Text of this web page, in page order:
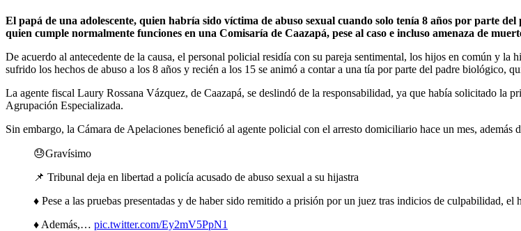
El papá de una adolescente, quien habría sido víctima de abuso sexual cuando solo tenía 8 años por parte del padrastro, un oficial policial, expresó su indignación por la libertad del agente policial,
quien cumple normalmente funciones en una Comisaría de Caazapá, pese al caso e incluso amenaza de
De acuerdo al antecedente de la causa, el personal policial residía con su pareja sentimental, los hijos en común y
sufrido los hechos de abuso a los 8 años y recién a los 15 se animó a contar a una tía por parte del padre biológico,
La agente fiscal Laury Rossana Vázquez, de Caazapá, se deslindó de la responsabilidad, ya que había solicitado la
Agrupación Especializada.
Sin embargo, la Cámara de Apelaciones benefició al agente policial con el arresto domiciliario hace un mes,
😓Gravísimo
📌 Tribunal deja en libertad a policía acusado de abuso sexual a su hijastra
♦️ Pese a las pruebas presentadas y de haber sido remitido a prisión por un juez tras indicios de culpabilidad,
♦️ Además,… pic.twitter.com/Ey2mV5PpN1